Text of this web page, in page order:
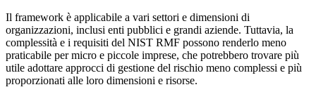
Il framework è applicabile a vari settori e dimensioni di
organizzazioni, inclusi enti pubblici e grandi aziende. Tuttavia, la
complessità e i requisiti del NIST RMF possono renderlo meno
praticabile per micro e piccole imprese, che potrebbero trovare più
utile adottare approcci di gestione del rischio meno complessi e più
proporzionati alle loro dimensioni e risorse.